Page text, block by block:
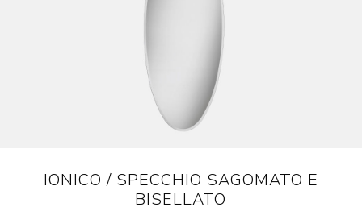
IONICO / SPECCHIO SAGOMATO E
BISELLATO